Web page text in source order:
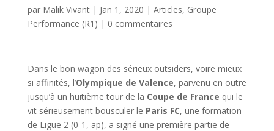
par Malik Vivant| Jan 1, 2020 | Articles, Groupe
Performance (R1) | 0 commentaires
Dans le bon wagon des sérieux outsiders, voire mieux
si affinités, l’Olympique de Valence, parvenu en outre
jusqu’à un huitième tour de la Coupe de France qui le
vit sérieusement bousculer le Paris FC, une formation
de Ligue 2 (0-1, ap), a signé une première partie de